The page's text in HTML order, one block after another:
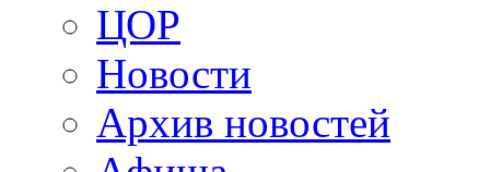
ЦОР
Новости
Архив новостей